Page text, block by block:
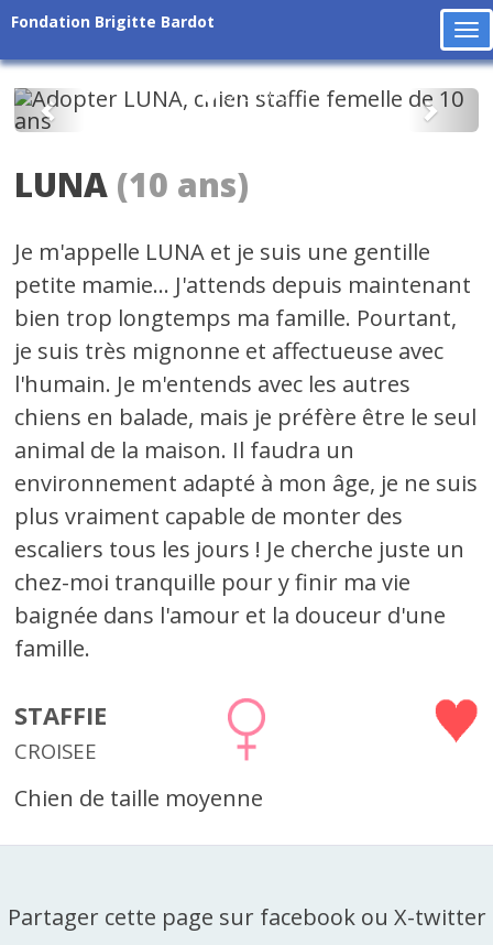
Fondation Brigitte Bardot
Précédent
LUNA (10 ans)
Je m'appelle LUNA et je suis une gentille
petite mamie... J'attends depuis maintenant
bien trop longtemps ma famille. Pourtant,
je suis très mignonne et affectueuse avec
l'humain. Je m'entends avec les autres
chiens en balade, mais je préfère être le seul
animal de la maison. Il faudra un
environnement adapté à mon âge, je ne suis
plus vraiment capable de monter des
escaliers tous les jours ! Je cherche juste un
chez-moi tranquille pour y finir ma vie
baignée dans l'amour et la douceur d'une
famille.
STAFFIE
CROISEE
Chien de taille moyenne
Partager cette page sur facebook ou X-twitter